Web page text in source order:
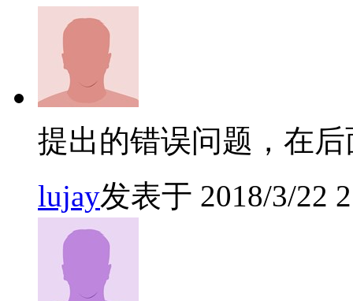
提出的错误问题，在
lujay发表于 2018/3/22